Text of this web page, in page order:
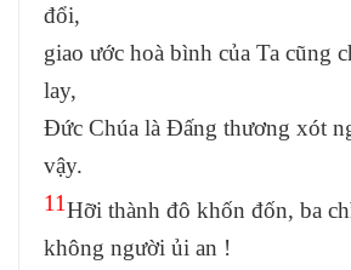
đổi,
giao ước hoà bình của Ta cũng
lay,
Đức Chúa là Đấng thương xót
vậy.
11Hỡi thành đô khốn đốn, ba
không người ủi an !